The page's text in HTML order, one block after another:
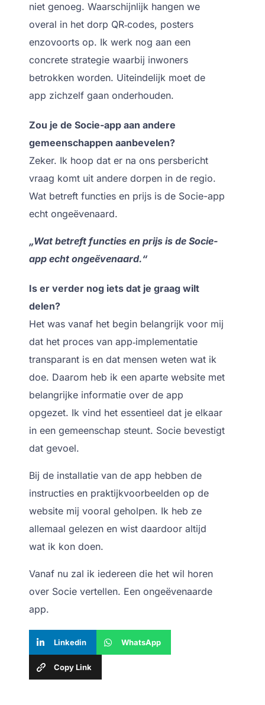
niet genoeg. Waarschijnlijk hangen we
overal in het dorp QR‑codes, posters
enzovoorts op. Ik werk nog aan een
concrete strategie waarbij inwoners
betrokken worden. Uiteindelijk moet de
app zichzelf gaan onderhouden.
Zou je de Socie-app aan andere
gemeenschappen aanbevelen?
Zeker. Ik hoop dat er na ons persbericht
vraag komt uit andere dorpen in de regio.
Wat betreft functies en prijs is de Socie-app
echt ongeëvenaard.
„Wat betreft functies en prijs is de Socie-
app echt ongeëvenaard.“
Is er verder nog iets dat je graag wilt
delen?
Het was vanaf het begin belangrijk voor mij
dat het proces van app‑implementatie
transparant is en dat mensen weten wat ik
doe. Daarom heb ik een aparte website met
belangrijke informatie over de app
opgezet. Ik vind het essentieel dat je elkaar
in een gemeenschap steunt. Socie bevestigt
dat gevoel.
Bij de installatie van de app hebben de
instructies en praktijkvoorbeelden op de
website mij vooral geholpen. Ik heb ze
allemaal gelezen en wist daardoor altijd
wat ik kon doen.
Vanaf nu zal ik iedereen die het wil horen
over Socie vertellen. Een ongeëvenaarde
app.
Linkedin WhatsApp
Copy Link